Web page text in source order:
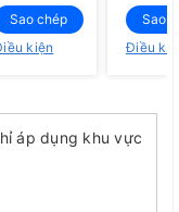
Sao chép
kiện
Sao
Điều
áp dụng khu vực